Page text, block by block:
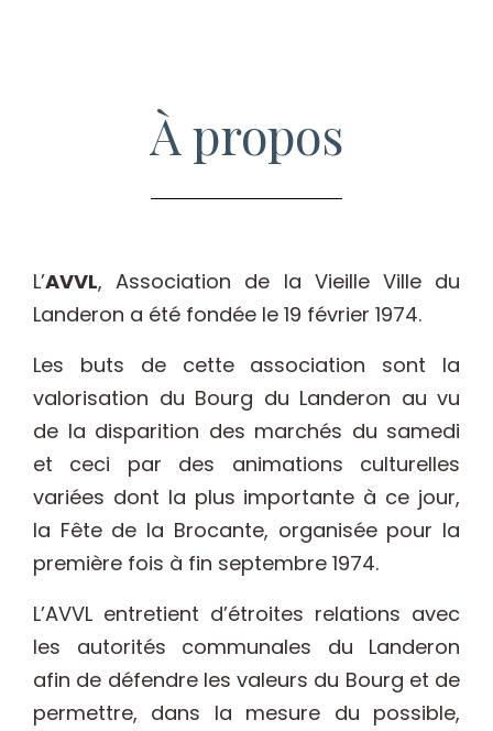
À propos
L’AVVL, Association de la Vieille Ville du
Landeron a été fondée le 19 février 1974.
Les buts de cette association sont la
valorisation du Bourg du Landeron au vu
de la disparition des marchés du samedi
et ceci par des animations culturelles
variées dont la plus importante à ce jour,
la Fête de la Brocante, organisée pour la
première fois à fin septembre 1974.
L’AVVL entretient d’étroites relations avec
les autorités communales du Landeron
afin de défendre les valeurs du Bourg et de
permettre, dans la mesure du possible,